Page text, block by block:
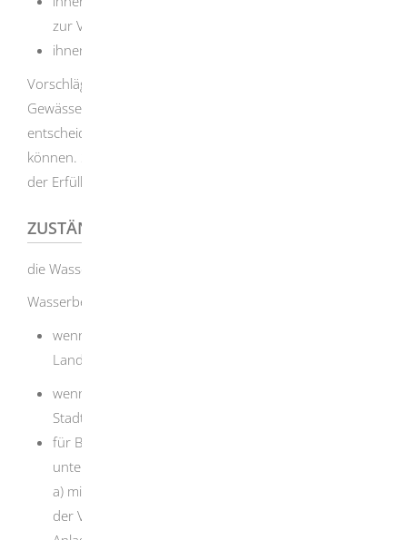
zur Verfügung stellen und
ihnen ermöglichen, an Schulungen teilzunehmen.
Vorschläge und Bedenken müssen die
Gewässerschutzbeauftragten unmittelbar der
entscheidenden Stelle in der Betriebshierarchie vortragen
können. Sie dürfen Gewässerschutzbeauftragte wegen
der Erfüllung ihrer Aufgaben nicht benachteiligen.
ZUSTÄNDIGE STELLE
die Wasserbehörde
Wasserbehörde ist,
wenn Ihr Betriebssitz in einem Landkreis liegt: das
Landratsamt
wenn Ihr Betriebssitz in einem Stadtkreis liegt: die
Stadtverwaltung
für Betriebsgelände, wenn sie nicht der Bergaufsicht
unterliegen, auf denen
a) mindestens eine Anlage, die in Anhang 1 Spalte d
der Verordnung über genehmigungsbedürftige